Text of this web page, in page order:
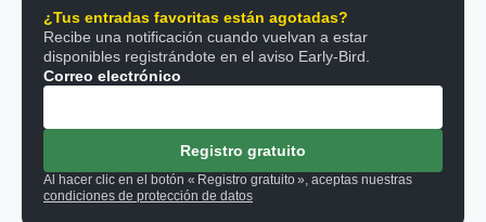
¿Tus entradas favoritas están agotadas?
Recibe una notificación cuando vuelvan a estar
disponibles registrándote en el aviso Early-Bird.
Correo electrónico
Registro gratuito
Al hacer clic en el botón « Registro gratuito », aceptas nuestras
condiciones de protección de datos